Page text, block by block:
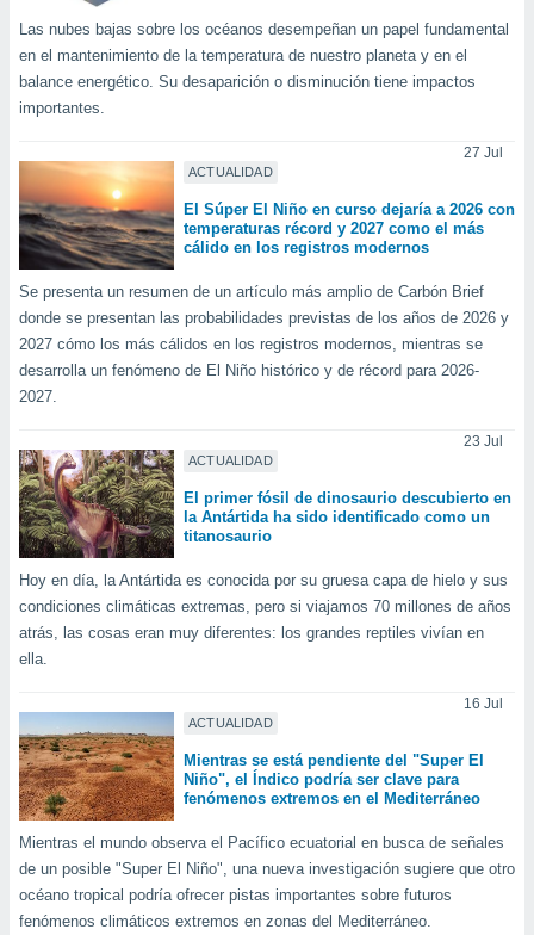
de
disponible
cookies
de
sitio
te
sean
el sitio
se
para
o
no
Puedes
acceder a
web a
abono
Las nubes bajas sobre los océanos desempeñan un papel fundamental
en el mantenimiento de la temperatura de nuestro planeta y en el
balance energético. Su desaparición o disminución tiene impactos
importantes.
ACTUALIDAD
27 Jul
El Súper El Niño en curso dejaría a 2026 con
temperaturas récord y 2027 como el más
cálido en los registros modernos
Se presenta un resumen de un artículo más amplio de Carbón Brief
donde se presentan las probabilidades previstas de los años de 2026 y
2027 cómo los más cálidos en los registros modernos, mientras se
desarrolla un fenómeno de El Niño histórico y de récord para 2026-
2027.
ACTUALIDAD
23 Jul
El primer fósil de dinosaurio descubierto en
la Antártida ha sido identificado como un
titanosaurio
Hoy en día, la Antártida es conocida por su gruesa capa de hielo y sus
condiciones climáticas extremas, pero si viajamos 70 millones de años
atrás, las cosas eran muy diferentes: los grandes reptiles vivían en
ella.
ACTUALIDAD
16 Jul
Mientras se está pendiente del "Super El
Niño", el Índico podría ser clave para
fenómenos extremos en el Mediterráneo
Mientras el mundo observa el Pacífico ecuatorial en busca de señales
de un posible "Super El Niño", una nueva investigación sugiere que otro
océano tropical podría ofrecer pistas importantes sobre futuros
fenómenos climáticos extremos en zonas del Mediterráneo.